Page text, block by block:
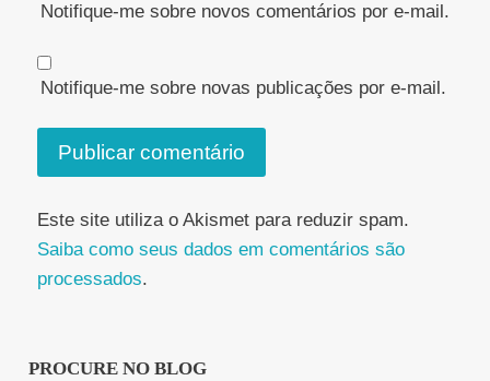
Notifique-me sobre novos comentários por e-mail.
Notifique-me sobre novas publicações por e-mail.
Este site utiliza o Akismet para reduzir spam.
Saiba como seus dados em comentários são
processados.
PROCURE NO BLOG